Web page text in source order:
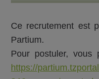
Ce recrutement est
Partium.
Pour postuler,
https://